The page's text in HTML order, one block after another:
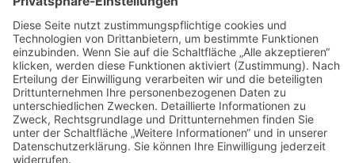
17
18 19 20
24
25 26 27 28 29
30
31
« Juli